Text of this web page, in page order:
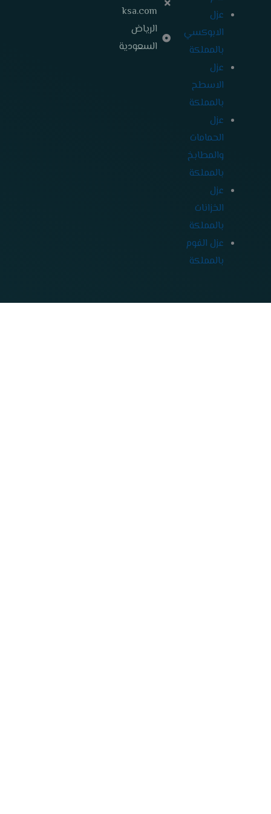
عزل
الابوكسي
بالمملكة
عزل
الاسطح
بالمملكة
عزل
الحمامات
والمطابخ
بالمملكة
عزل
الخزانات
بالمملكة
عزل الفوم
بالمملكة
ksa.com
الرياض
السعودية